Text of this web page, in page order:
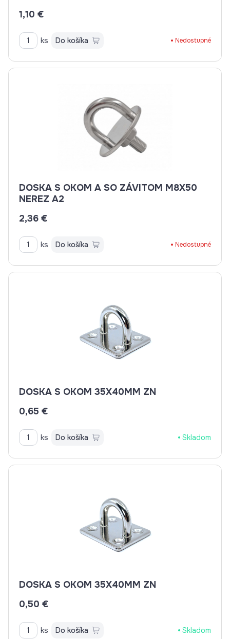
1,10 €
ks Do košíka Nedostupné
DOSKA S OKOM A SO ZÁVITOM M8X50
NEREZ A2
2,36 €
ks Do košíka Nedostupné
DOSKA S OKOM 35X40MM ZN
0,65 €
ks Do košíka Skladom
DOSKA S OKOM 35X40MM ZN
0,50 €
ks Do košíka Skladom